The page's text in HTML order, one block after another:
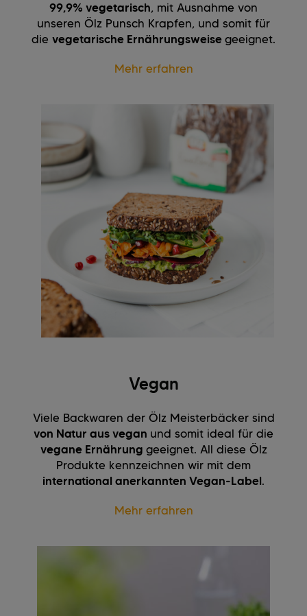
99,9% vegetarisch, mit Ausnahme von
unseren Ölz Punsch Krapfen, und somit für
die vegetarische Ernährungsweise geeignet.
Mehr erfahren
Vegan
Viele Backwaren der Ölz Meisterbäcker sind
von Natur aus vegan und somit ideal für die
vegane Ernährung geeignet. All diese Ölz
Produkte kennzeichnen wir mit dem
international anerkannten Vegan-Label.
Mehr erfahren